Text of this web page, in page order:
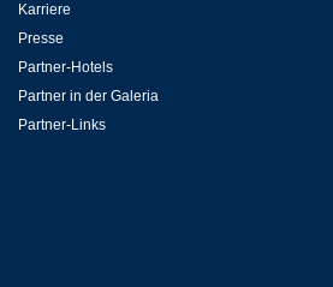
Karriere
Presse
Partner-Hotels
Partner in der Galeria
Partner-Links